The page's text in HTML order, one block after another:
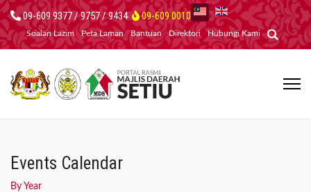
09-609 9377 / 9757 / 9434 09-609 0010
Soalan Lazim Peta Laman Bantuan Direktori Hubungi Kami
Events Calendar
By Year